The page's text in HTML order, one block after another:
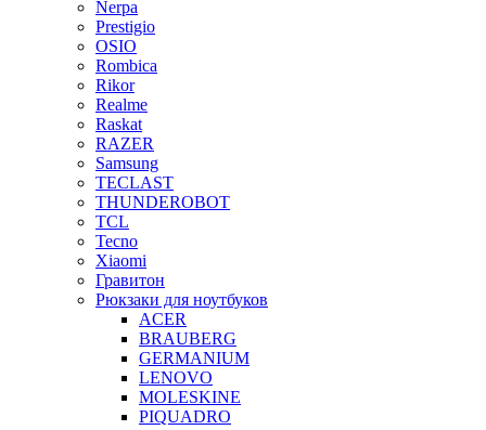
Nerpa
Prestigio
OSIO
Rombica
Rikor
Realme
Raskat
RAZER
Samsung
TECLAST
THUNDEROBOT
TCL
Tecno
Xiaomi
Гравитон
Рюкзаки для ноутбуков
ACER
BRAUBERG
GERMANIUM
LENOVO
MOLESKINE
PIQUADRO